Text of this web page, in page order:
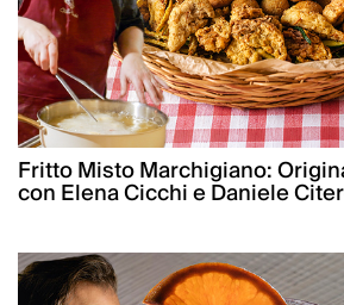
Fritto Misto Marchigiano:
con Elena Cicchi e Daniele